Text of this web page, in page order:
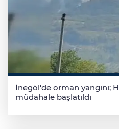
İnegöl'de orman yangını;
müdahale başlatıldı